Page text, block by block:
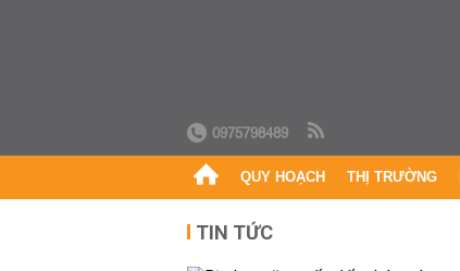
0975798489
QUY HOẠCH THỊ TRƯỜNG
TIN TỨC